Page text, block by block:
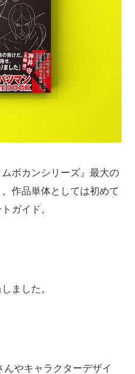
ボカンシリーズ』最大の
作品単体としては初めて
ガイド。
ました。
やキャラクターデザイ